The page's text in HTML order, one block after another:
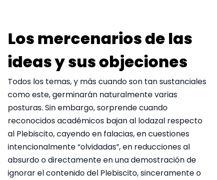
Los mercenarios de las
ideas y sus objeciones
Todos los temas, y más cuando son tan sustanciales
como este, germinarán naturalmente varias
posturas. Sin embargo, sorprende cuando
reconocidos académicos bajan al lodazal respecto
al Plebiscito, cayendo en falacias, en cuestiones
intencionalmente “olvidadas”, en reducciones al
absurdo o directamente en una demostración de
ignorar el contenido del Plebiscito, sinceramente o